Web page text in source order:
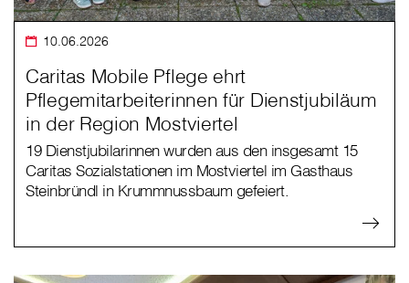
10.06.2026
Caritas Mobile Pflege ehrt
Pflegemitarbeiterinnen für Dienstjubiläum
in der Region Mostviertel
19 Dienstjubilarinnen wurden aus den insgesamt 15
Caritas Sozialstationen im Mostviertel im Gasthaus
Steinbründl in Krummnussbaum gefeiert.